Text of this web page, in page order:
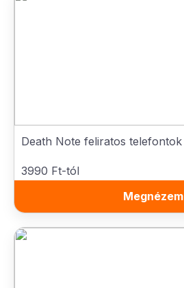
Death Note feliratos telefontok
3990 Ft-tól
Megnézem